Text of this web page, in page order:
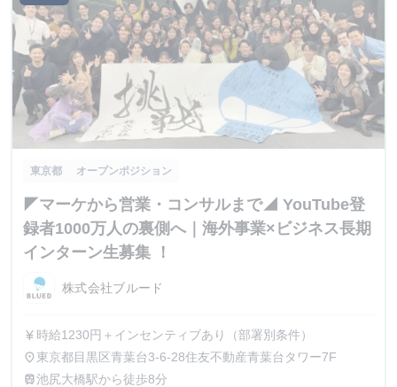
東京都 オープンポジション
◤マーケから営業・コンサルまで◢ YouTube登
録者1000万人の裏側へ｜海外事業×ビジネス長期
インターン生募集 ！
株式会社ブルード
currency_yen 時給1230円＋インセンティブあり（部署別条件）
place東京都目黒区青葉台3-6-28住友不動産青葉台タワー7F
train池尻大橋駅から徒歩8分